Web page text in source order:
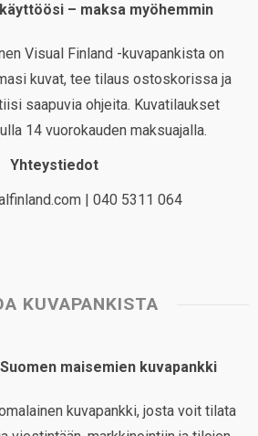
– maksa myöhemmin
Visual Finland -kuvapankista on
kuvat, tee tilaus ostoskorissa ja
saapuvia ohjeita. Kuvatilaukset
14 vuorokauden maksuajalla.
Yhteystiedot
| 040 5311 064
KUVAPANKISTA
maisemien kuvapankki
kuvapankki, josta voit tilata